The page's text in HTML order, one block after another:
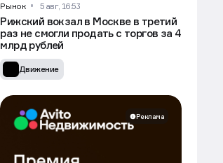
Рынок 5 авг, 16:53
Рижский вокзал в Москве в третий
раз не смогли продать с торгов за 4
млрд рублей
Движение
Реклама